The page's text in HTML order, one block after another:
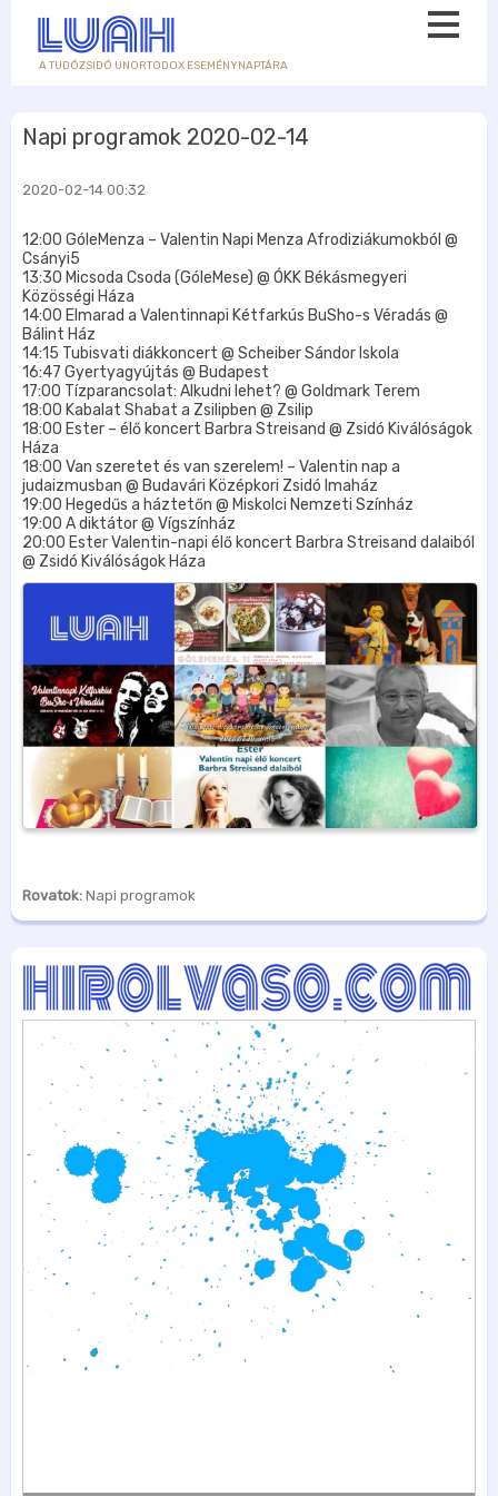
A TUDÓZSIDÓ UNORTODOX ESEMÉNYNAPTÁRA
Napi programok 2020-02-14
2020-02-14 00:32
12:00 GóleMenza – Valentin Napi Menza Afrodiziákumokból @
Csányi5
13:30 Micsoda Csoda (GóleMese) @ ÓKK Békásmegyeri
Közösségi Háza
14:00 Elmarad a Valentinnapi Kétfarkús BuSho-s Véradás @
Bálint Ház
14:15 Tubisvati diákkoncert @ Scheiber Sándor Iskola
16:47 Gyertyagyújtás @ Budapest
17:00 Tízparancsolat: Alkudni lehet? @ Goldmark Terem
18:00 Kabalat Shabat a Zsilipben @ Zsilip
18:00 Ester – élő koncert Barbra Streisand @ Zsidó Kiválóságok
Háza
18:00 Van szeretet és van szerelem! – Valentin nap a
judaizmusban @ Budavári Középkori Zsidó Imaház
19:00 Hegedűs a háztetőn @ Miskolci Nemzeti Színház
19:00 A diktátor @ Vígszínház
20:00 Ester Valentin-napi élő koncert Barbra Streisand dalaiból
@ Zsidó Kiválóságok Háza
Rovatok: Napi programok